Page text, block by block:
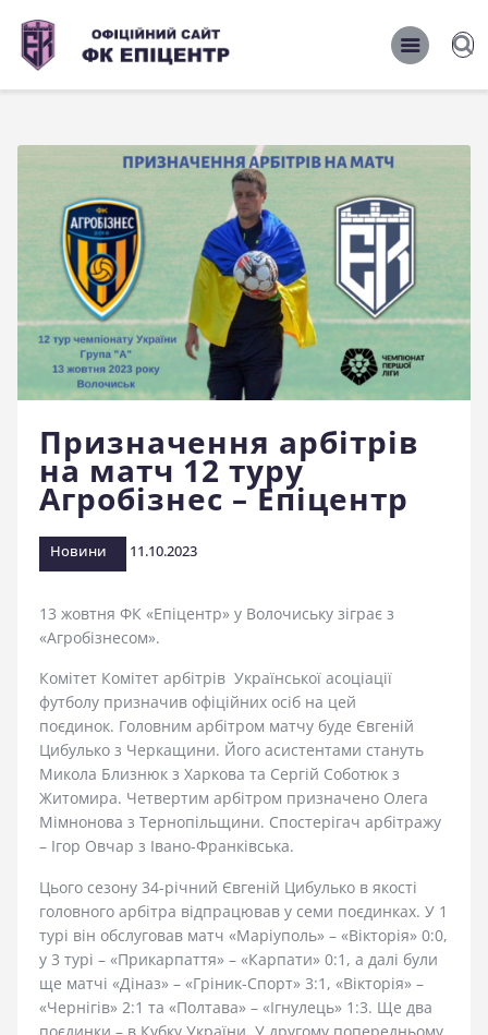
ОФІЦІЙНИЙ САЙТ ФК ЕПІЦЕНТР
ОФІЦІЙНИЙ САЙТ ФК ЕПІЦЕНТР
Головна
Новини
Команда
Матчі 2026/2027
Фото
Історія
Клуб
Фан-шоп
Правила поведінки на
стадіоні
Призначення арбітрів
на матч 12 туру
Агробізнес – Епіцентр
Новини 11.10.2023
13 жовтня ФК «Епіцентр» у Волочиську зіграє з
«Агробізнесом».
Комітет Комітет арбітрів Української асоціації
футболу призначив офіційних осіб на цей
поєдинок. Головним арбітром матчу буде Євгеній
Цибулько з Черкащини. Його асистентами стануть
Микола Близнюк з Харкова та Сергій Соботюк з
Житомира. Четвертим арбітром призначено Олега
Мімнонова з Тернопільщини. Спостерігач арбітражу
– Ігор Овчар з Івано-Франківська.
Цього сезону 34-річний Євгеній Цибулько в якості
головного арбітра відпрацював у семи поєдинках. У 1
турі він обслуговав матч «Маріуполь» – «Вікторія» 0:0,
у 3 турі – «Прикарпаття» – «Карпати» 0:1, а далі були
ще матчі «Діназ» – «Гріник-Спорт» 3:1, «Вікторія» –
«Чернігів» 2:1 та «Полтава» – «Ігнулець» 1:3. Ще два